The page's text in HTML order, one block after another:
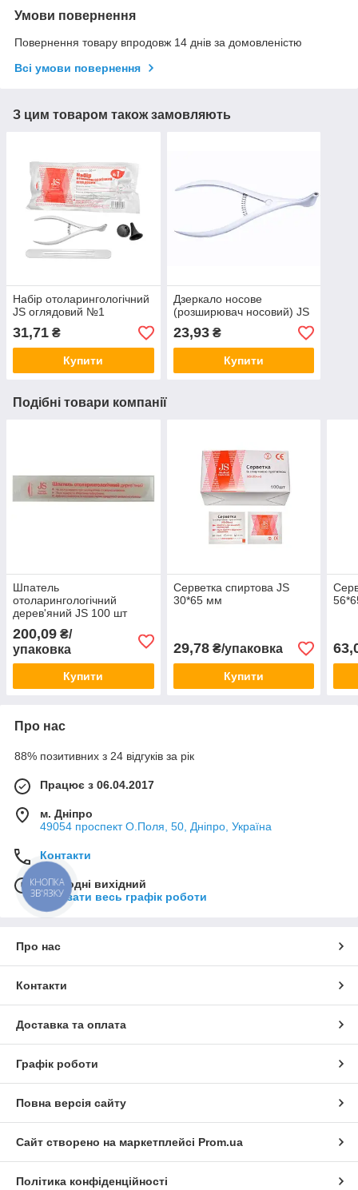
Умови повернення
Повернення товару впродовж 14 днів за домовленістю
Всі умови повернення
З цим товаром також замовляють
Набір отоларингологічний
JS оглядовий №1
31,71 ₴
Купити
Дзеркало носове
(розширювач носовий) JS
23,93₴
Купити
Подібні товари компанії
Шпатель
отоларингологічний
дерев'яний JS 100 шт
200,09 ₴/
упаковка
Купити
Серветка спиртова JS
30*65 мм
29,78₴/упаковка
Купити
Про нас
88% позитивних з 24 відгуків за рік
Працює з 06.04.2017
м. Дніпро
49054 проспект О.Поля, 50, Дніпро, Україна
Контакти
Сьогодні вихідний
Показати весь графік роботи
Про нас
Контакти
Доставка та оплата
Графік роботи
Повна версія сайту
Сайт створено на маркетплейсі Prom.ua
Політика конфіденційності
КНОПКА
ЗВ'ЯЗКУ